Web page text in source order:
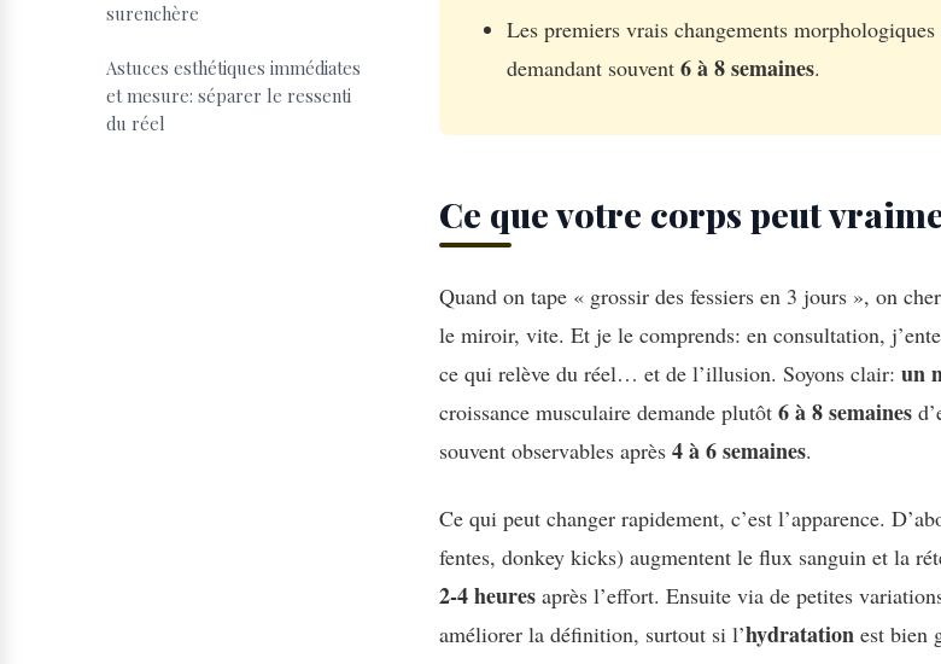
surenchère
Astuces esthétiques immédiates
et mesure: séparer le ressenti
du réel
Les premiers vrais changements
demandant souvent 6 à 8 semaines.
Ce que votre corps peut
Quand on tape « grossir des fessiers en 3 jours », on
le miroir, vite. Et je le comprends: en consultation,
ce qui relève du réel… et de l’illusion. Soyons clair: un
croissance musculaire demande plutôt 6 à 8 semaines
souvent observables après 4 à 6 semaines.
Ce qui peut changer rapidement, c’est l’apparence.
fentes, donkey kicks) augmentent le flux sanguin et la
2-4 heures après l’effort. Ensuite via de petites
améliorer la définition, surtout si l’hydratation est bien